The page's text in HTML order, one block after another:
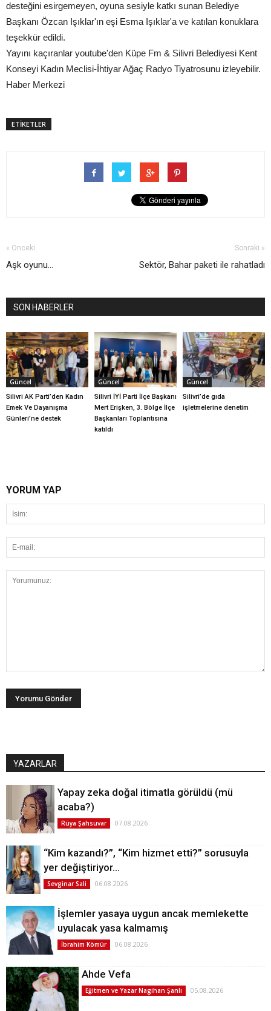
desteğini esirgemeyen, oyuna sesiyle katkı sunan Belediye
Başkanı Özcan Işıklar'ın eşi Esma Işıklar'a ve katılan konuklara
teşekkür edildi.
Yayını kaçıranlar youtube'den Küpe Fm & Silivri Belediyesi Kent
Konseyi Kadın Meclisi-İhtiyar Ağaç Radyo Tiyatrosunu izleyebilir.
Haber Merkezi
ETİKETLER
« Önceki
Aşk oyunu...
Sonraki »
Sektör, Bahar paketi ile rahatladı
SON HABERLER
Güncel
Silivri AK Parti’den Kadın
Emek Ve Dayanışma
Günleri’ne destek
Güncel
Silivri İYİ Parti İlçe Başkanı
Mert Erişken, 3. Bölge İlçe
Başkanları Toplantısına
katıldı
Güncel
Silivri’de gıda
işletmelerine denetim
YORUM YAP
YAZARLAR
Yapay zeka doğal itimatla görüldü (mü
acaba?)
Rüya Şahsuvar 07.08.2026
“Kim kazandı?”, “Kim hizmet etti?” sorusuyla
yer değiştiriyor…
Sevginar Sali 06.08.2026
İşlemler yasaya uygun ancak memlekette
uyulacak yasa kalmamış
İbrahim Kömür 06.08.2026
Ahde Vefa
Eğitmen ve Yazar Nagihan Şanlı 05.08.2026